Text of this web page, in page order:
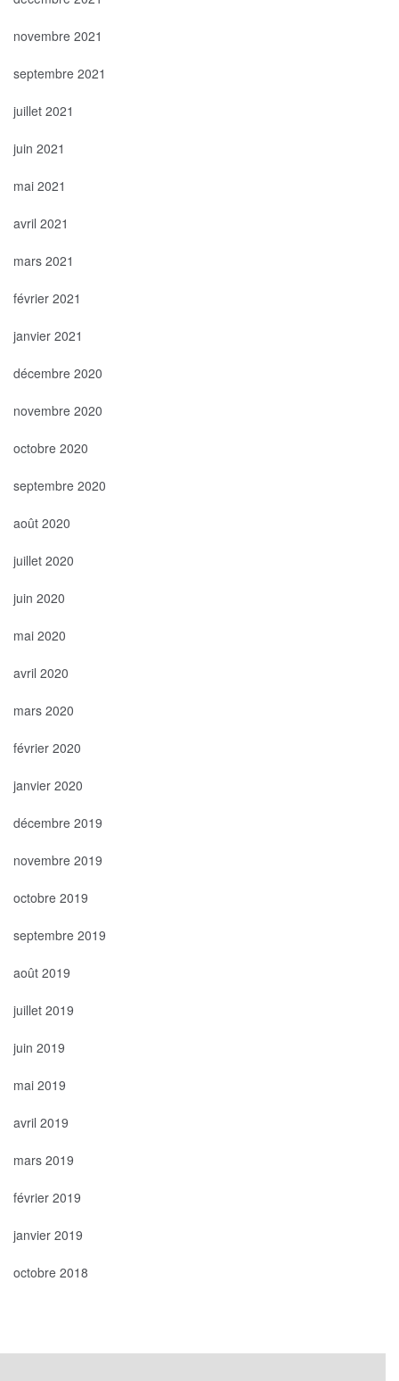
novembre 2021
septembre 2021
juillet 2021
juin 2021
mai 2021
avril 2021
mars 2021
février 2021
janvier 2021
décembre 2020
novembre 2020
octobre 2020
septembre 2020
août 2020
juillet 2020
juin 2020
mai 2020
avril 2020
mars 2020
février 2020
janvier 2020
décembre 2019
novembre 2019
octobre 2019
septembre 2019
août 2019
juillet 2019
juin 2019
mai 2019
avril 2019
mars 2019
février 2019
janvier 2019
octobre 2018